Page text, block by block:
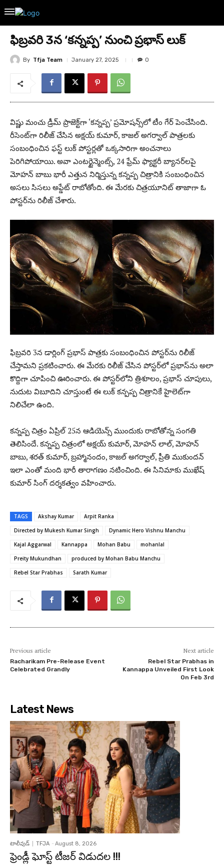
ఫిబ్రవరి 3న ‘కన్నప్ప’ నుంచి ప్రభాస్ లుక్
By Tfja Team January 27, 2025 0
విష్ణు మంచు డ్రీమ్ ప్రాజెక్ట్‌గా ‘కన్నప్ప’ ప్రమోషన్స్‌లో టీం గేర్ పెంచేసింది.
రీసెంట్‌గా రిలీజ్ చేసిన అక్షయ్ కుమార్, కాజల్ అగర్వాల్ పాత్రలకు
సంబంధించిన ఫస్ట్ లుక్ పోస్టర్లతో ఒక్కసారిగా అంచనాలు
పెరిగిపోయాయి. అవా ఎంటర్టైన్మెంట్స్, 24 ఫ్రేమ్ ఫ్యాక్టరీ బ్యానర్‌లపై
మోహన్ బాబు భారీ ఎత్తున నిర్మిస్తున్న కన్నప్ప చిత్రానికి సంబంధించిన
అసలు సిసలు అప్డేట్ రాబోతోంది. ఈ మేరకు చిత్రయూనిట్ తాజాగా ఓ
పోస్టర్‌ను రిలీజ్ చేశారు.
ఫిబ్రవరి 3న డార్లింగ్ ప్రభాస్ పాత్రకు సంబంధించిన పోస్టర్‌ను రిలీజ్
చేస్తామని ప్రకటించారు. ఈ మేరకు రిలీజ్ చేసిన పోస్టర్‌లో ప్రభాస్‌ను అలా
కొద్దిగా చూపించి ఊరించారు. ఈ పోస్టర్‌లోని త్రిశూలం, ప్రభాస్ చూపులు,
నుదుట విబూదిని చూస్తుంటే ఈ లుక్ కన్పప్ప చిత్రానికే హైలెట్‌గా
నిలిచేలా ఉంది.
కన్నప్ప చిత్రం ఏప్రిల్ 25న ఆడియెన్స్ ముందుకు రాబోతోన్న సంగతి
తెలిసిందే. కన్నప్ప చిత్రంలో అక్షయ్ కుమార్, మోహన్ లాల్, మోహన్
బాబు, శరత్ కుమార్, బ్రహ్మానందం, కాజల్ అగర్వాల్, ప్రీతి ముకుందన్
ఇలా ఎంతో మంది భారీ తారాగణం నటించింది. ఈ సినిమాకు ముఖేష్
కుమార్ సింగ్ దర్శకత్వం వహించారు.
TAGS Akshay Kumar
Arpit Ranka
Directed by Mukesh Kumar Singh
Dynamic Hero Vishnu Manchu
Kajal Aggarwal
Kannappa Mohan Babu
mohanlal
Preity Mukundhan
produced by Mohan Babu Manchu
Rebel Star Prabhas
Sarath Kumar
Previous article
Racharikam Pre-Release Event
Celebrated Grandly
Next article
Rebel Star Prabhas in
Kannappa Unveiled First Look
On Feb 3rd
Latest News
టాలీవుడ్ TFJA - August 8, 2026
ఫ్రెండ్లీ ఘోస్ట్ టీజర్ విడుదల !!!